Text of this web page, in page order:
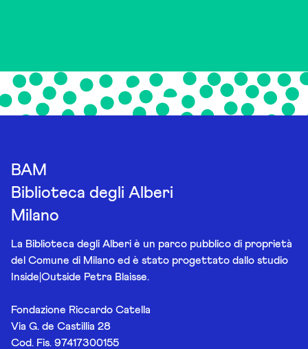
BAM
Biblioteca degli Alberi
Milano
La Biblioteca degli Alberi è un parco pubblico di proprietà
del Comune di Milano ed è stato progettato dallo studio
Inside|Outside Petra Blaisse.
Fondazione Riccardo Catella
Via G. de Castillia 28
Cod. Fis. 97417300155